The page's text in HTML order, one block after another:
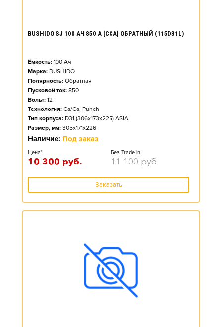
BUSHIDO SJ 100 АЧ 850 А [CCA] ОБРАТНЫЙ (115D31L)
Ёмкость: 100 Ач
Марка: BUSHIDO
Полярность: Обратная
Пусковой ток: 850
Вольт: 12
Технология: Ca/Ca, Punch
Тип корпуса: D31 (306x173x225) ASIA
Размер, мм: 305x171x226
Наличие: Под заказ
Цена*
10 300 руб.
Без Trade-in
11 100 руб.
Заказать